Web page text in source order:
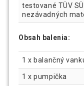
testované TÜV
nezávadných
Obsah balenia:
1 x balančný
1 x pumpička